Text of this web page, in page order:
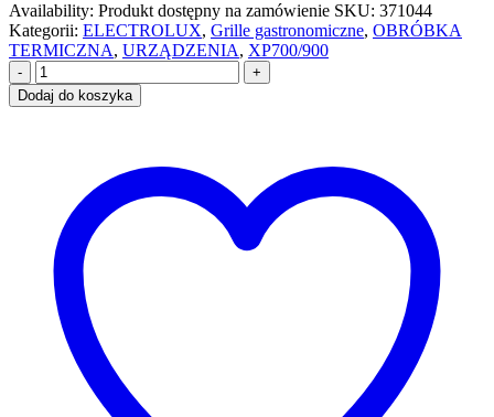
Availability: Produkt dostępny na zamówienie SKU: 371044
Kategorii: ELECTROLUX, Grille gastronomiczne, OBRÓBKA
TERMICZNA, URZĄDZENIA, XP700/900
-
+
Dodaj do koszyka